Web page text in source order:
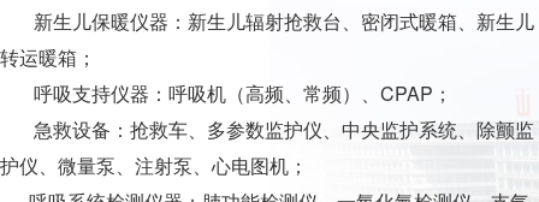
新生儿保暖仪器：新生儿辐射抢救台、密闭式暖箱、新生儿
转运暖箱；
呼吸支持仪器：呼吸机（高频、常频）、CPAP；
急救设备：抢救车、多参数监护仪、中央监护系统、除颤监
护仪、微量泵、注射泵、心电图机；